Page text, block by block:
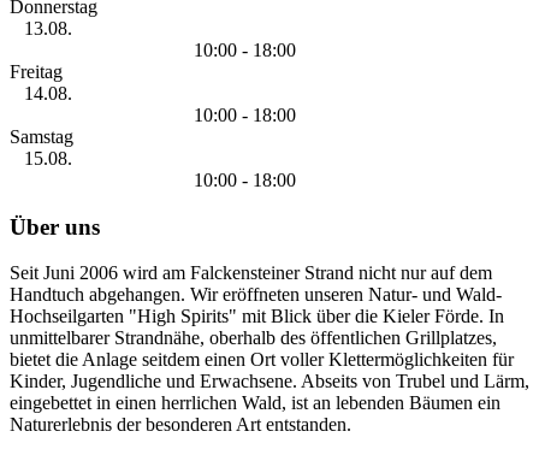
Donnerstag
13.08.
10:00 - 18:00
Freitag
14.08.
10:00 - 18:00
Samstag
15.08.
10:00 - 18:00
Über uns
Seit Juni 2006 wird am Falckensteiner Strand nicht nur auf dem
Handtuch abgehangen. Wir eröffneten unseren Natur- und Wald-
Hochseilgarten "High Spirits" mit Blick über die Kieler Förde. In
unmittelbarer Strandnähe, oberhalb des öffentlichen Grillplatzes,
bietet die Anlage seitdem einen Ort voller Klettermöglichkeiten für
Kinder, Jugendliche und Erwachsene. Abseits von Trubel und Lärm,
eingebettet in einen herrlichen Wald, ist an lebenden Bäumen ein
Naturerlebnis der besonderen Art entstanden.